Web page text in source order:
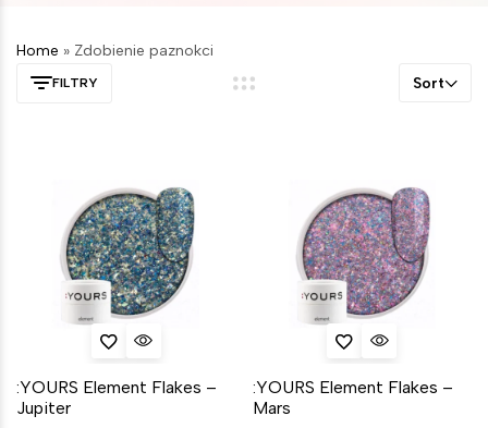
Home » Zdobienie paznokci
FILTRY Sort
:YOURS Element Flakes –
Jupiter
:YOURS Element Flakes –
Mars